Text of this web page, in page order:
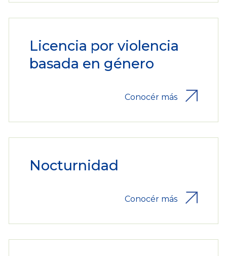
Licencia por violencia
basada en género
Conocér más
Nocturnidad
Conocér más